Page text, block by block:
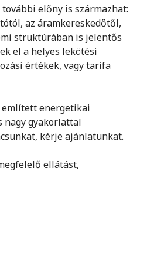
előny is származhat:
az áramkereskedőtől,
struktúrában is jelentős
el a helyes lekötési
értékek, vagy tarifa
említett energetikai
gyakorlattal
kérje ajánlatunkat.
ellátást,